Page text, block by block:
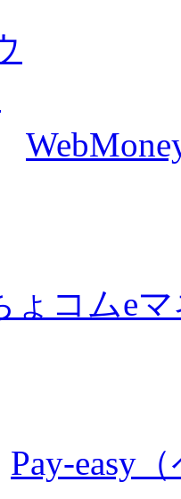
ょコムe
Pay-easy